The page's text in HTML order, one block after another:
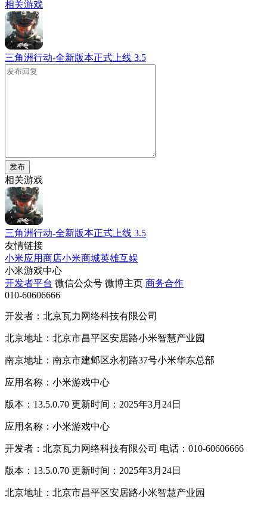
相关游戏
三角洲行动-全新版本正式上线 3.5
发布
相关游戏
三角洲行动-全新版本正式上线 3.5
友情链接
小米应用商店小米商城英雄互娱
小米游戏中心
开发者平台 微信公众号 微博主页 商务合作
010-60606666
开发者：北京瓦力网络科技有限公司
北京地址：北京市昌平区安居路小米智慧产业园
南京地址：南京市建邺区永初路37号小米华东总部
应用名称：小米游戏中心
版本：13.5.0.70 更新时间：2025年3月24日
应用名称：小米游戏中心
开发者：北京瓦力网络科技有限公司 电话：010-60606666
版本：13.5.0.70 更新时间：2025年3月24日
北京地址：北京市昌平区安居路小米智慧产业园